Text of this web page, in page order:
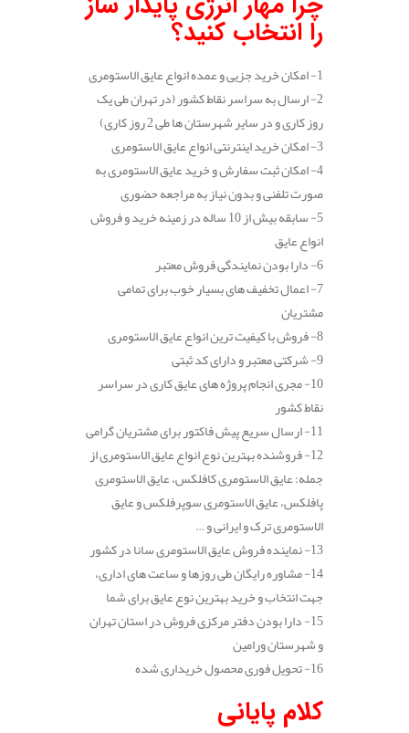
را انتخاب کنید؟
1- امکان خرید جزیی و عمده انواع عایق الاستومری
2- ارسال به سراسر نقاط کشور (در تهران طی یک
روز کاری و در سایر شهرستان ها طی 2 روز کاری)
3- امکان خرید اینترنتی انواع عایق الاستومری
4- امکان ثبت سفارش و خرید عایق الاستومری به
صورت تلفنی و بدون نیاز به مراجعه حضوری
5- سابقه بیش از 10 ساله در زمینه خرید و فروش
انواع عایق
6- دارا بودن نمایندگی فروش معتبر
7- اعمال تخفیف های بسیار خوب برای تمامی
مشتریان
8- فروش با کیفیت ترین انواع عایق الاستومری
9- شرکتی معتبر و دارای کد ثبتی
10- مجری انجام پروژه های عایق کاری در سراسر
نقاط کشور
11- ارسال سریع پیش فاکتور برای مشتریان گرامی
12- فروشنده بهترین نوع انواع عایق الاستومری از
جمله: عایق الاستومری کافلکس، عایق الاستومری
پافلکس، عایق الاستومری سوپرفلکس و عایق
الاستومری ترک و ایرانی و …
13- نماینده فروش عایق الاستومری سانا در کشور
14- مشاوره رایگان طی روزها و ساعت های اداری،
جهت انتخاب و خرید بهترین نوع عایق برای شما
15- دارا بودن دفتر مرکزی فروش در استان تهران
و شهرستان ورامین
16- تحویل فوری محصول خریداری شده
کلام پایانی